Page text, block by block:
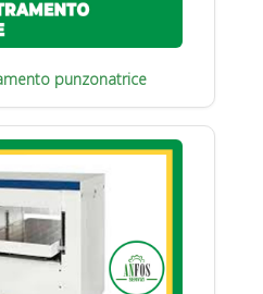
punzonatrice